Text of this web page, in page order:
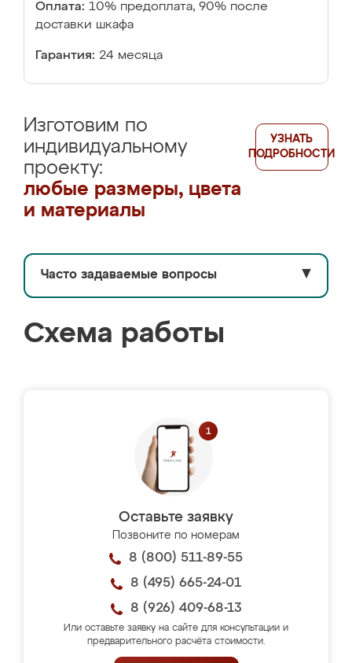
Оплата: 10% предоплата, 90% после
доставки шкафа
Гарантия: 24 месяца
Изготовим по
индивидуальному
проекту:
любые размеры, цвета
и материалы
УЗНАТЬ
ПОДРОБНОСТИ
Часто задаваемые вопросы ▼
Схема работы
Оставьте заявку
Позвоните по номерам
8 (800) 511-89-55
8 (495) 665-24-01
8 (926) 409-68-13
Или оставьте заявку на сайте для консультации и
предварительного расчёта стоимости.